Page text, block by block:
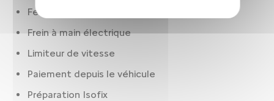
Feux de jour
Frein à main électrique
Limiteur de vitesse
Paiement depuis le véhicule
Préparation Isofix